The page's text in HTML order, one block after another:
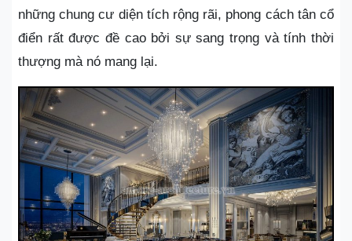
những chung cư diện tích rộng rãi, phong cách tân cổ
điển rất được đề cao bởi sự sang trọng và tính thời
thượng mà nó mang lại.